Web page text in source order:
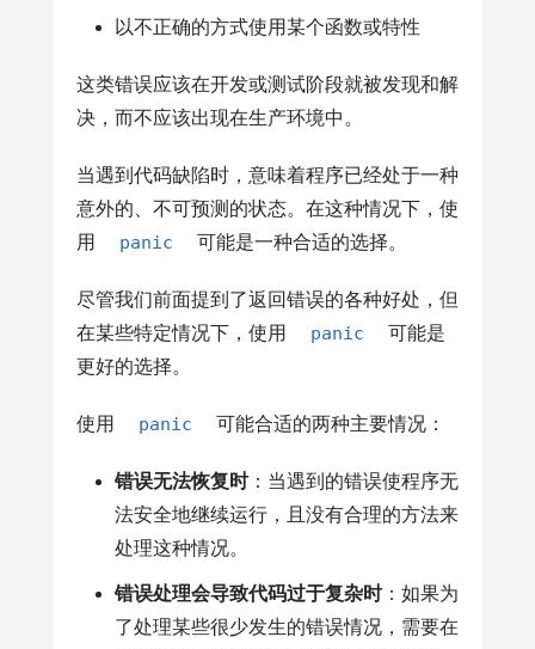
以不正确的方式使用某个函数或特性
这类错误应该在开发或测试阶段就被发现和解
决，而不应该出现在生产环境中。
当遇到代码缺陷时，意味着程序已经处于一种
意外的、不可预测的状态。在这种情况下，使
用
panic 可能是一种合适的选择。
尽管我们前面提到了返回错误的各种好处，但
在某些特定情况下，使用
panic
可能是
更好的选择。
使用 panic 可能合适的两种主要情况：
错误无法恢复时：当遇到的错误使程序无
法安全地继续运行，且没有合理的方法来
处理这种情况。
错误处理会导致代码过于复杂时：如果为
了处理某些很少发生的错误情况，需要在